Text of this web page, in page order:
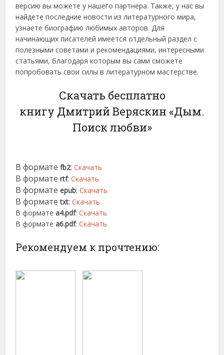
версию вы можете у нашего партнера. Также, у нас вы
найдете последние новости из литературного мира,
узнаете биографию любимых авторов. Для
начинающих писателей имеется отдельный раздел с
полезными советами и рекомендациями, интересными
статьями, благодаря которым вы сами сможете
попробовать свои силы в литературном мастерстве.
Скачать бесплатно
книгу Дмитрий Веряскин «Дым.
Поиск любви»
В форматеfb2:Скачать
В форматеrtf:Скачать
В форматеepub:Скачать
В форматеtxt:Скачать
В форматеa4.pdf:Скачать
В форматеa6.pdf:Скачать
Рекомендуем к прочтению: